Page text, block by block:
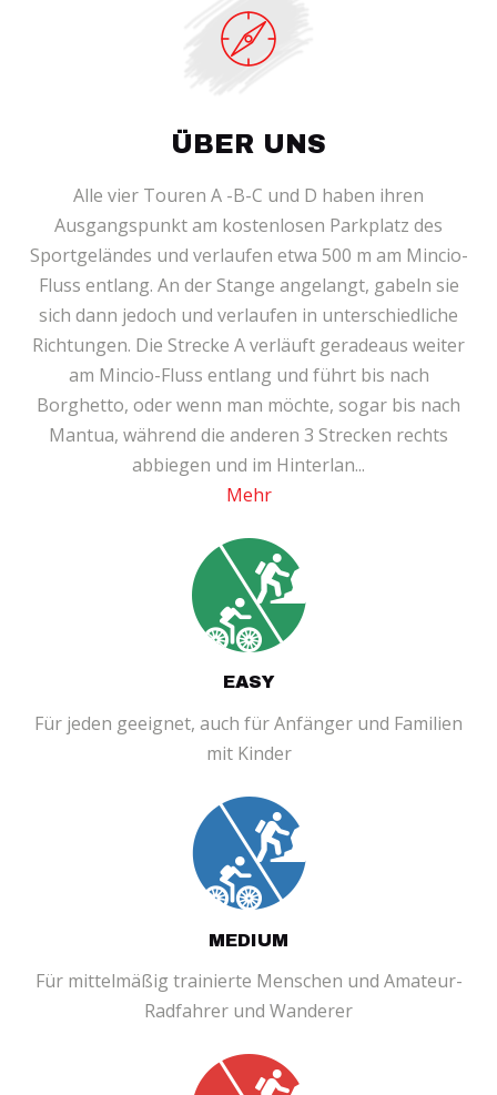
ÜBER UNS
Alle vier Touren A -B-C und D haben ihren
Ausgangspunkt am kostenlosen Parkplatz des
Sportgeländes und verlaufen etwa 500 m am Mincio-
Fluss entlang. An der Stange angelangt, gabeln sie
sich dann jedoch und verlaufen in unterschiedliche
Richtungen. Die Strecke A verläuft geradeaus weiter
am Mincio-Fluss entlang und führt bis nach
Borghetto, oder wenn man möchte, sogar bis nach
Mantua, während die anderen 3 Strecken rechts
abbiegen und im Hinterlan...
Mehr
EASY
Für jeden geeignet, auch für Anfänger und Familien
mit Kinder
MEDIUM
Für mittelmäßig trainierte Menschen und Amateur-
Radfahrer und Wanderer